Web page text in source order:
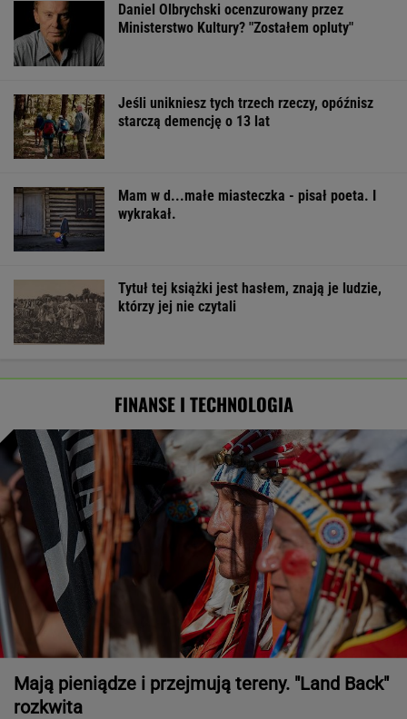
Daniel Olbrychski ocenzurowany przez
Ministerstwo Kultury? "Zostałem opluty"
Jeśli unikniesz tych trzech rzeczy, opóźnisz
starczą demencję o 13 lat
Mam w d...małe miasteczka - pisał poeta. I
wykrakał.
Tytuł tej książki jest hasłem, znają je ludzie,
którzy jej nie czytali
FINANSE I TECHNOLOGIA
Mają pieniądze i przejmują tereny. "Land Back"
rozkwita